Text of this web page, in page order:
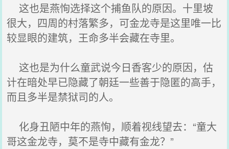
这也是燕恂选择这个捕鱼队的原因。十里坡
很大，四周的村落繁多，可金龙寺是这里唯一比
较显眼的建筑，王命多半会藏在寺里。
这也是为什么童武说今日香客少的原因，估
计在暗处早已隐藏了朝廷一些善于隐匿的高手，
而且多半是禁狱司的人。
化身丑陋中年的燕恂，顺着视线望去：“童大
哥这金龙寺，莫不是寺中藏有金龙？”